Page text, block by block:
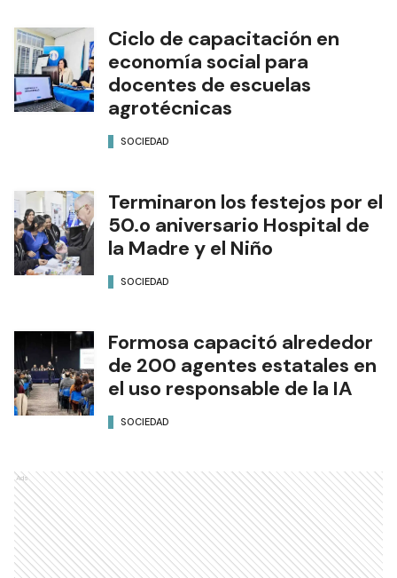
Ciclo de capacitación en
economía social para
docentes de escuelas
agrotécnicas
SOCIEDAD
Terminaron los festejos por el
50.o aniversario Hospital de
la Madre y el Niño
SOCIEDAD
Formosa capacitó alrededor
de 200 agentes estatales en
el uso responsable de la IA
SOCIEDAD
Ads